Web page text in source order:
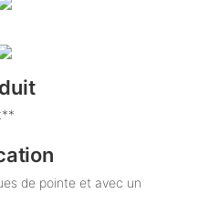
de pointe et avec un